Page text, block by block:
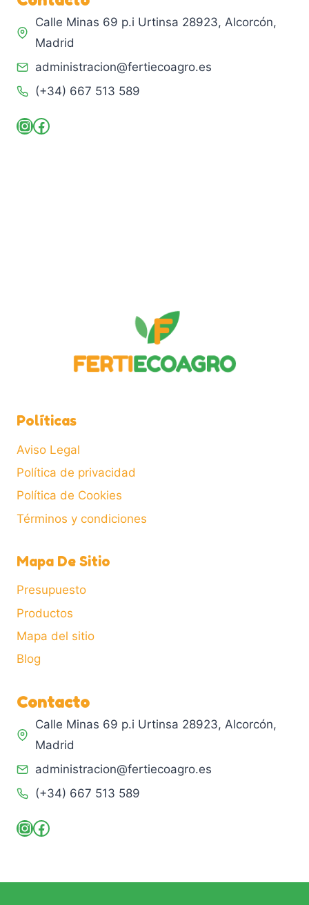
Calle Minas 69 p.i Urtinsa 28923, Alcorcón,
Madrid
administracion@fertiecoagro.es
(+34) 667 513 589
Instagram
Facebook
Políticas
Aviso Legal
Política de privacidad
Política de Cookies
Términos y condiciones
Mapa De Sitio
Presupuesto
Productos
Mapa del sitio
Blog
Contacto
Calle Minas 69 p.i Urtinsa 28923, Alcorcón,
Madrid
administracion@fertiecoagro.es
(+34) 667 513 589
Instagram
Facebook